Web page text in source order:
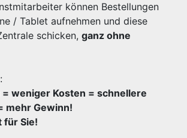
können Bestellungen
/ Tablet aufnehmen und diese
schicken, ganz ohne
weniger Kosten = schnellere
mehr Gewinn!
für Sie!